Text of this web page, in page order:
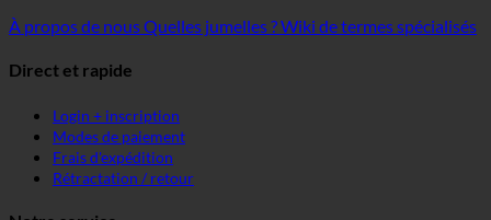
À propos de nousQuelles jumelles ?Wiki de termes spécialisés
Direct et rapide
Login + inscription
Modes de paiement
Frais d'expédition
Rétractation / retour